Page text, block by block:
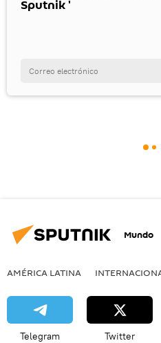
Sputnik '
Mundo
AMÉRICA LATINA
Telegram Twitter